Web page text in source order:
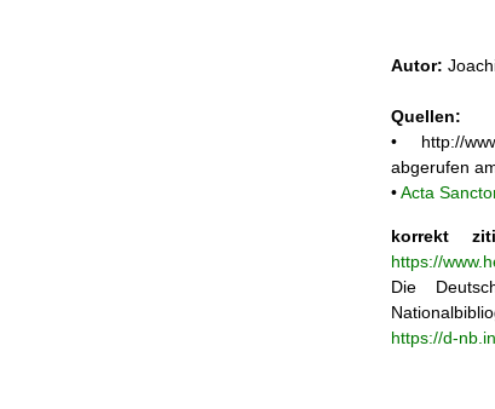
Autor:
Quellen:
• http://
abgerufen
•Acta
korrekt
https://
Die
https://d-